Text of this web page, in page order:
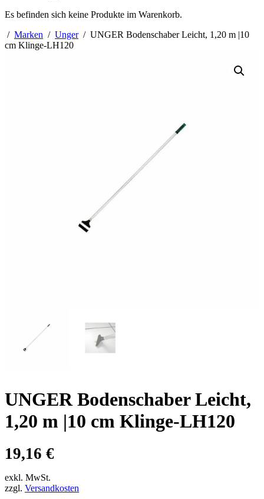
Es befinden sich keine Produkte im Warenkorb.
/ Marken / Unger/ UNGER Bodenschaber Leicht, 1,20 m |10
cm Klinge-LH120
UNGER Bodenschaber Leicht,
1,20 m |10 cm Klinge-LH120
19,16 €
exkl. MwSt.
zzgl. Versandkosten